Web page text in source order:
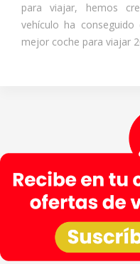
para viajar, hemos
vehículo ha
mejor coche para viajar